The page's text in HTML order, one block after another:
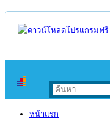
หน้าแรก